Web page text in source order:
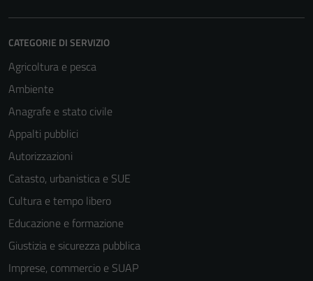
CATEGORIE DI SERVIZIO
Agricoltura e pesca
Ambiente
Anagrafe e stato civile
Appalti pubblici
Autorizzazioni
Catasto, urbanistica e SUE
Cultura e tempo libero
Educazione e formazione
Giustizia e sicurezza pubblica
Imprese, commercio e SUAP